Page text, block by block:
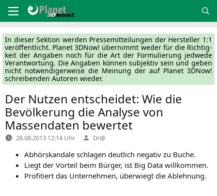
Inhalt
springen
In die­ser Sek­ti­on wer­den Pres­se­mit­tei­lun­gen der Her­stel­ler 1:1
ver­öf­fent­licht. Pla­net 3DNow! über­nimmt weder für die Rich­tig­
keit der Anga­ben noch für die Art der For­mu­lie­rung jed­we­de
Ver­ant­wor­tung. Die Anga­ben kön­nen sub­jek­tiv sein und geben
nicht not­wen­di­ger­wei­se die Mei­nung der auf Pla­net 3DNow!
schrei­ben­den Autoren wieder.
Der Nutzen entscheidet: Wie die
Bevölkerung die Analyse von
Massendaten bewertet
26.08.2013 12:14 Uhr Verfasst
von
Dr@
Abhör­skan­da­le schla­gen deut­lich nega­tiv zu Buche.
Liegt der Vor­teil beim Bür­ger, ist Big Data willkommen.
Pro­fi­tiert das Unter­neh­men, über­wiegt die Ablehnung.